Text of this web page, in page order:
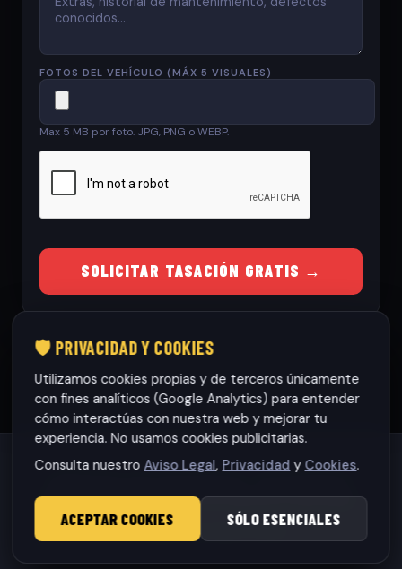
FOTOS DEL VEHÍCULO (MÁX 5 VISUALES)
Max 5 MB por foto. JPG, PNG o WEBP.
SOLICITAR TASACIÓN GRATIS →
© 2026 RamonCars. Todos los derechos reservados.
🛡️ PRIVACIDAD Y COOKIES
Utilizamos cookies propias y de terceros únicamente
con fines analíticos (Google Analytics) para entender
cómo interactúas con nuestra web y mejorar tu
experiencia. No usamos cookies publicitarias.
Consulta nuestroAviso Legal, Privacidad y Cookies.
ACEPTAR COOKIES SÓLO ESENCIALES